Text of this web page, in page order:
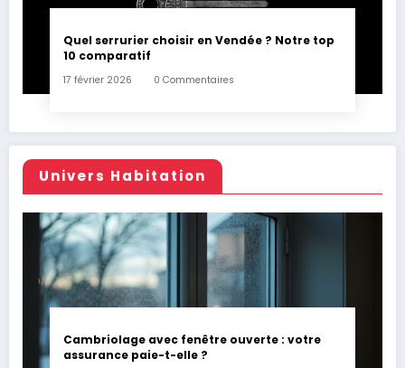
Quel serrurier choisir en Vendée ? Notre top
10 comparatif
17 février 2026 0 Commentaires
Univers Habitation
Cambriolage avec fenêtre ouverte : votre
assurance paie-t-elle ?